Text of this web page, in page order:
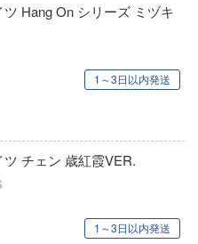
Hang On シリーズ ミヅキ
1～3日以内発送
ツ チェン 歳紅霞VER.
1～3日以内発送
グルイ
記ドラグナー